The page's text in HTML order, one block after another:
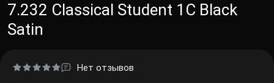
7.232 Classical Student 1C Black
Satin
Нет отзывов